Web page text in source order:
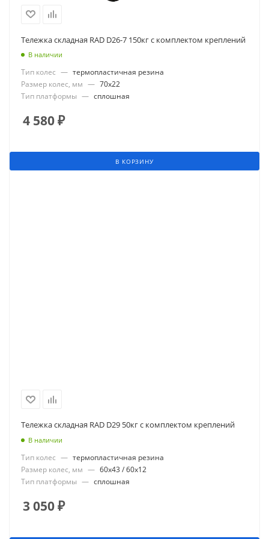
Тележка складная RAD D26-7 150кг с комплектом креплений
В наличии
Тип колес — термопластичная резина
Размер колес, мм — 70x22
Тип платформы — сплошная
4 580₽
В КОРЗИНУ
Тележка складная RAD D29 50кг с комплектом креплений
В наличии
Тип колес — термопластичная резина
Размер колес, мм — 60x43 / 60x12
Тип платформы — сплошная
3 050₽